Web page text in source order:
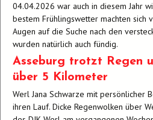
04.04.2026 war auch in diesem Jahr
bestem Frühlingswetter machten sich
Augen auf die Suche nach den
wurden natürlich auch fündig.
Asseburg trotzt Regen
über 5 Kilometer
Werl Jana Schwarze mit persönlicher
ihren Lauf. Dicke Regenwolken über